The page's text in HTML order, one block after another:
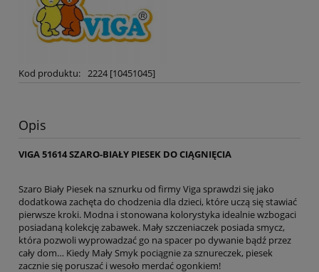
Kod produktu: 2224 [10451045]
Opis
VIGA 51614 SZARO-BIAŁY PIESEK DO CIĄGNIĘCIA
Szaro Biały Piesek na sznurku od firmy Viga sprawdzi się jako
dodatkowa zachęta do chodzenia dla dzieci, które uczą się stawiać
pierwsze kroki. Modna i stonowana kolorystyka idealnie wzbogaci
posiadaną kolekcję zabawek. Mały szczeniaczek posiada smycz,
która pozwoli wyprowadzać go na spacer po dywanie bądź przez
cały dom… Kiedy Mały Smyk pociągnie za sznureczek, piesek
zacznie się poruszać i wesoło merdać ogonkiem!